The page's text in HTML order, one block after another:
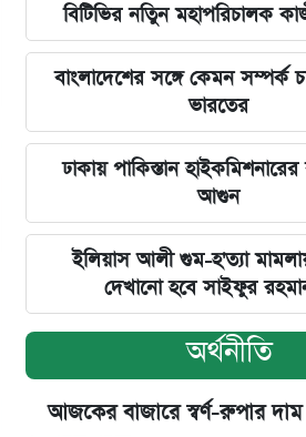
বিটিভির নতিুন মহাপরিচালক
বাংলাদেশের সঙ্গে কেমন সম্পর্ক
ভারতের
ঢাকায় পাকিস্তান
আগুন
ইলিয়াস আলী গুম-হ'ত্যা মামলায়
দেখানো হবে সাইফুর
অর্থনীতি
আজকের বাজারে স্বর্ণ-রুপার